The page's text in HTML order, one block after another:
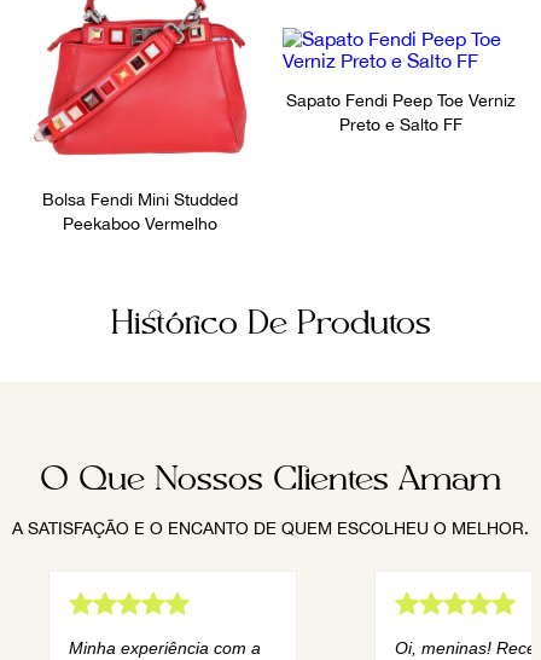
Bolsa Fendi Mini Studded
Peekaboo Vermelho
Sapato Fendi Peep Toe Verniz
Preto e Salto FF
Histórico De Produtos
O Que Nossos Clientes Amam
A SATISFAÇÃO E O ENCANTO DE QUEM ESCOLHEU O MELHOR.
Minha experiência com a
Oi, meninas!